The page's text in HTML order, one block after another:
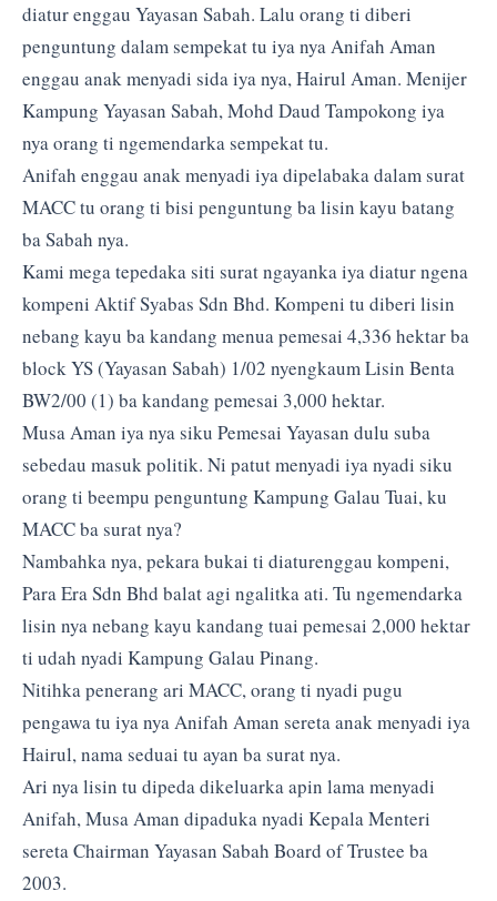
diatur enggau Yayasan Sabah. Lalu orang ti diberi
penguntung dalam sempekat tu iya nya Anifah Aman
enggau anak menyadi sida iya nya, Hairul Aman. Menijer
Kampung Yayasan Sabah, Mohd Daud Tampokong iya
nya orang ti ngemendarka sempekat tu.
Anifah enggau anak menyadi iya dipelabaka dalam surat
MACC tu orang ti bisi penguntung ba lisin kayu batang
ba Sabah nya.
Kami mega tepedaka siti surat ngayanka iya diatur ngena
kompeni Aktif Syabas Sdn Bhd. Kompeni tu diberi lisin
nebang kayu ba kandang menua pemesai 4,336 hektar ba
block YS (Yayasan Sabah) 1/02 nyengkaum Lisin Benta
BW2/00 (1) ba kandang pemesai 3,000 hektar.
Musa Aman iya nya siku Pemesai Yayasan dulu suba
sebedau masuk politik. Ni patut menyadi iya nyadi siku
orang ti beempu penguntung Kampung Galau Tuai, ku
MACC ba surat nya?
Nambahka nya, pekara bukai ti diaturenggau kompeni,
Para Era Sdn Bhd balat agi ngalitka ati. Tu ngemendarka
lisin nya nebang kayu kandang tuai pemesai 2,000 hektar
ti udah nyadi Kampung Galau Pinang.
Nitihka penerang ari MACC, orang ti nyadi pugu
pengawa tu iya nya Anifah Aman sereta anak menyadi iya
Hairul, nama seduai tu ayan ba surat nya.
Ari nya lisin tu dipeda dikeluarka apin lama menyadi
Anifah, Musa Aman dipaduka nyadi Kepala Menteri
sereta Chairman Yayasan Sabah Board of Trustee ba
2003.